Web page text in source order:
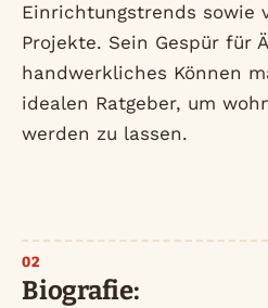
Einrichtungstrends sowie
Projekte. Sein Gespür für
handwerkliches Können
idealen Ratgeber, um
werden zu lassen.
Biografie: